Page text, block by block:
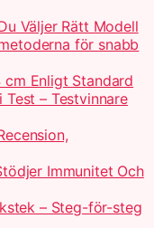
Väljer Rätt Modell
för snabb
cm Enligt Standard
– Testvinnare
Immunitet Och
– Steg-för-steg